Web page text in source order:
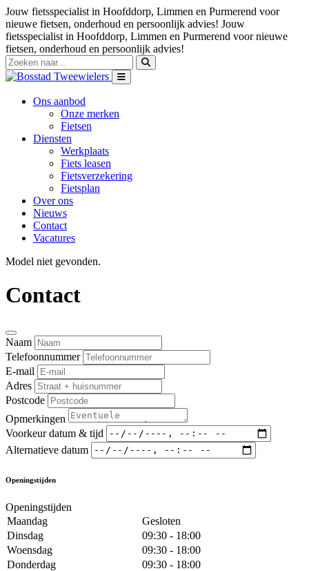
Jouw fietsspecialist in Hoofddorp, Limmen en Purmerend voor
nieuwe fietsen, onderhoud en persoonlijk advies! Jouw
fietsspecialist in Hoofddorp, Limmen en Purmerend voor nieuwe
fietsen, onderhoud en persoonlijk advies!
Ons aanbod
Onze merken
Fietsen
Diensten
Werkplaats
Fiets leasen
Fietsverzekering
Fietsplan
Over ons
Nieuws
Contact
Vacatures
Model niet gevonden.
Contact
Naam
Telefoonnummer
E-mail
Adres
Postcode
Opmerkingen
Voorkeur datum & tijd
Alternatieve datum
Openingstijden
Openingstijden
Maandag
Gesloten
Dinsdag
09:30 - 18:00
Woensdag
09:30 - 18:00
Donderdag
09:30 - 18:00